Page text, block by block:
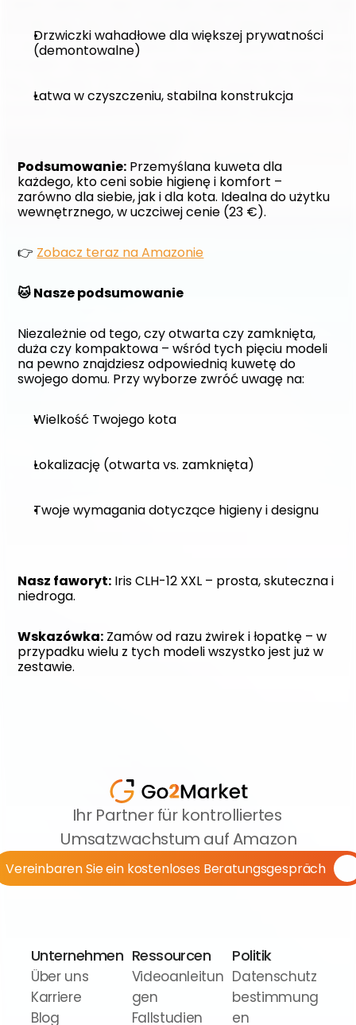
Drzwiczki wahadłowe dla większej prywatności
(demontowalne)
Łatwa w czyszczeniu, stabilna konstrukcja
Podsumowanie: Przemyślana kuweta dla
każdego, kto ceni sobie higienę i komfort –
zarówno dla siebie, jak i dla kota. Idealna do użytku
wewnętrznego, w uczciwej cenie (23 €).
👉 Zobacz teraz na Amazonie
🐱 Nasze podsumowanie
Niezależnie od tego, czy otwarta czy zamknięta,
duża czy kompaktowa – wśród tych pięciu modeli
na pewno znajdziesz odpowiednią kuwetę do
swojego domu. Przy wyborze zwróć uwagę na:
Wielkość Twojego kota
Lokalizację (otwarta vs. zamknięta)
Twoje wymagania dotyczące higieny i designu
Nasz faworyt: Iris CLH-12 XXL – prosta, skuteczna i
niedroga.
Wskazówka: Zamów od razu żwirek i łopatkę – w
przypadku wielu z tych modeli wszystko jest już w
zestawie.
Ihr Partner für kontrolliertes
Umsatzwachstum auf Amazon
Vereinbaren Sie ein kostenloses Beratungsgespräch
Unternehmen
Über uns
Karriere
Blog
Ressourcen
Videoanleitun
gen
Fallstudien
Politik
Datenschutz
bestimmung
en